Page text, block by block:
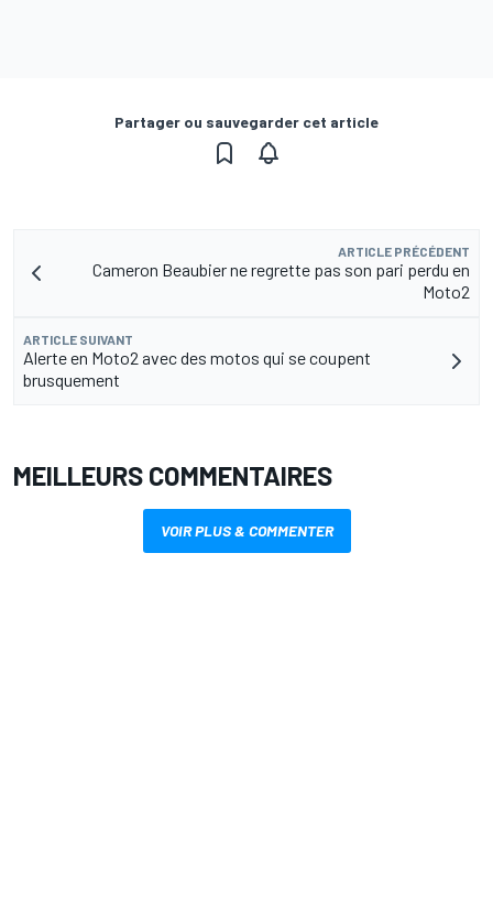
Partager ou sauvegarder cet article
ARTICLE PRÉCÉDENT
Cameron Beaubier ne regrette pas son pari perdu en
Moto2
ARTICLE SUIVANT
Alerte en Moto2 avec des motos qui se coupent
brusquement
MEILLEURS COMMENTAIRES
VOIR PLUS & COMMENTER